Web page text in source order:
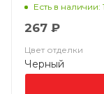
Есть в наличии:
267 ₽
Цвет отделки
Черный